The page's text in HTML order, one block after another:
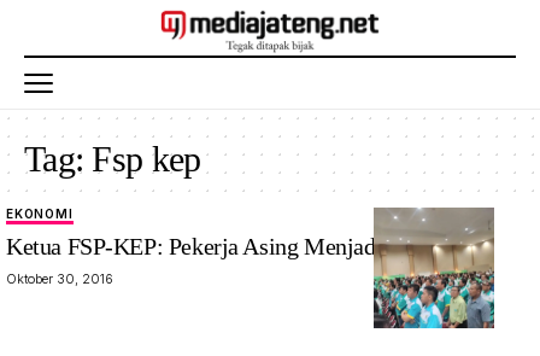
Tag:Fsp kep
EKONOMI
Ketua FSP-KEP: Pekerja Asing Menjadi Ancaman
Oktober 30, 2016